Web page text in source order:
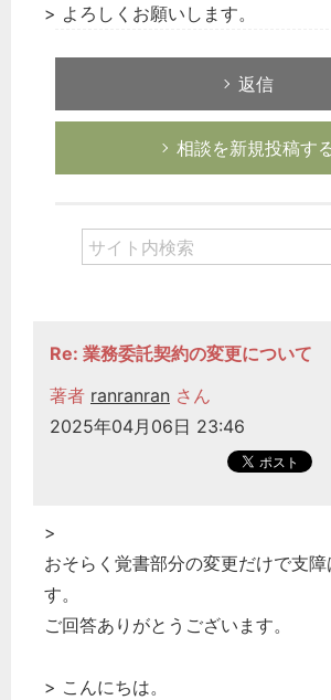
> よろしくお願いします。
返信
相談を新規投稿す
Re: 業務委託契約の変更について
著者 ranranran さん
2025年04月06日 23:46
>
おそらく覚書部分の変更だけで支
す。
ご回答ありがとうございます。
> こんにちは。